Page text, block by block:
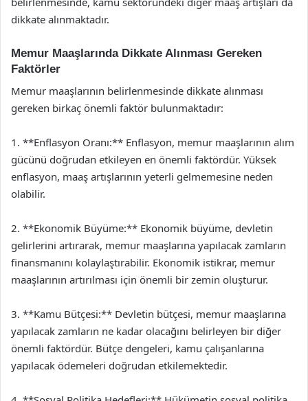
dikkate alınmaktadır.
Memur Maaşlarında Dikkate Alınması Gereken
Faktörler
Memur maaşlarının belirlenmesinde dikkate alınması
gereken birkaç önemli faktör bulunmaktadır:
1. **Enflasyon Oranı:** Enflasyon, memur maaşlarının alım
gücünü doğrudan etkileyen en önemli faktördür. Yüksek
enflasyon, maaş artışlarının yeterli gelmemesine neden
olabilir.
2. **Ekonomik Büyüme:** Ekonomik büyüme, devletin
gelirlerini artırarak, memur maaşlarına yapılacak zamların
finansmanını kolaylaştırabilir. Ekonomik istikrar, memur
maaşlarının artırılması için önemli bir zemin oluşturur.
3. **Kamu Bütçesi:** Devletin bütçesi, memur maaşlarına
yapılacak zamların ne kadar olacağını belirleyen bir diğer
önemli faktördür. Bütçe dengeleri, kamu çalışanlarına
yapılacak ödemeleri doğrudan etkilemektedir.